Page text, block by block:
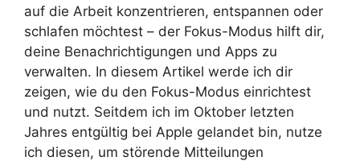
auf die Arbeit konzentrieren, entspannen oder
schlafen möchtest – der Fokus-Modus hilft dir,
deine Benachrichtigungen und Apps zu
verwalten. In diesem Artikel werde ich dir
zeigen, wie du den Fokus-Modus einrichtest
und nutzt. Seitdem ich im Oktober letzten
Jahres entgültig bei Apple gelandet bin, nutze
ich diesen, um störende Mitteilungen